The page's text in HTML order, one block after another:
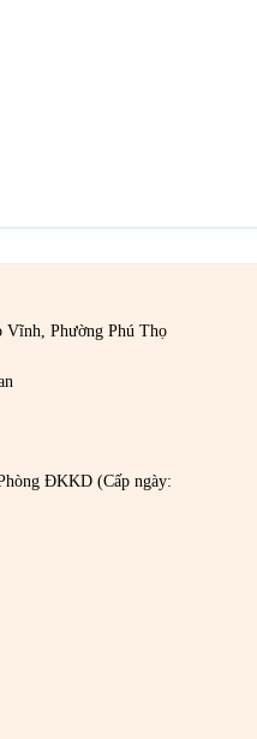
Vĩnh, Phường Phú Thọ
ĐKKD (Cấp ngày: